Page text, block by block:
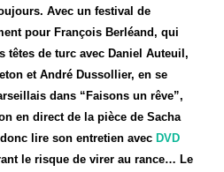
Avec un festival de
pour François Berléand, qui
têtes de turc avec Daniel Auteuil,
et André Dussollier, en se
dans “Faisons un rêve”,
en direct de la pièce de Sacha
lire son entretien avec DVD
le risque de virer au rance… Le